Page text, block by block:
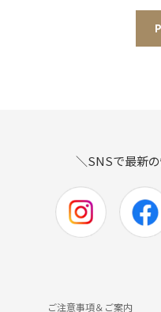
＼SNSで最新
ご注意事項＆ご案内